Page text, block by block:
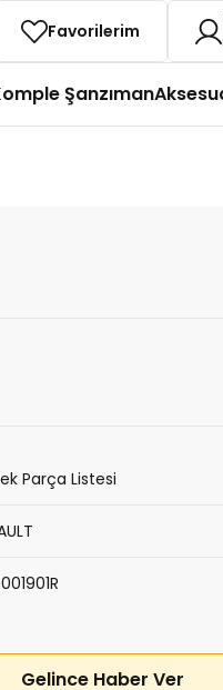
Favorilerim
Şanzıman
Parça Listesi
Gelince Haber Ver